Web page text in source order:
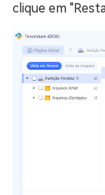
clique em